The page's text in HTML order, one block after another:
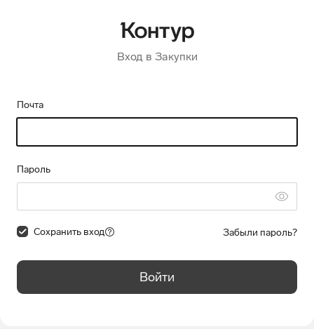
Вход в Закупки
Почта
Пароль
Сохранить вход Забыли пароль?
Войти